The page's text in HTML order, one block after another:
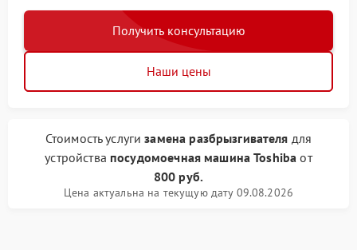
Получить консультацию
Наши цены
Стоимость услугизамена разбрызгивателя для
устройства посудомоечная машина Toshiba от
800 руб.
Цена актуальна на текущую дату 09.08.2026